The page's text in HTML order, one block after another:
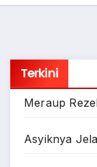
Terkini
Meraup
Asyiknya